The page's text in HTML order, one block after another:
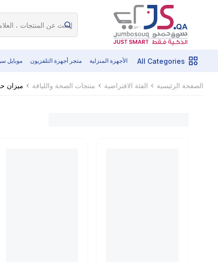
All Categories الأجهزة المنزلية متجر أجهزة التلفزيون موبايل
الصفحة الرئيسية الفئة الافتراضية منتجات الصحة واللياقة ميزان